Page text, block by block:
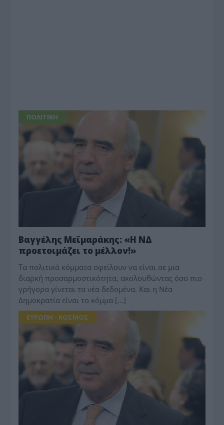
ΠΟΛΙΤΙΚΗ
Βαγγέλης Μεϊμαράκης: «Η ΝΔ
προετοιμάζει το μέλλον!»
Τα πολιτικά κόμματα οφείλουν να είναι σε μια
διαρκή προσαρμοστικότητα, ακολουθώντας όσο πιο
γρήγορα γίνεται τα νέα δεδομένα. Και η Νέα
Δημοκρατία είναι το κόμμα […]
ΕΥΡΩΠΗ - ΚΟΣΜΟΣ